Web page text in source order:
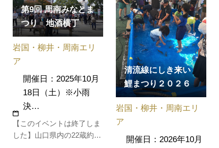
曳き廻される郷土色豊かな
祭りです。今から350年前
の江戸前期に始まった「エ
ンヤ！エ…
しています。（毎年5月下
旬頃の開催）美しい花と緑
がいっぱいのお祭りにぜひ
お越しください。【令和８
年度の内…
第9回 周南みなとま
つり 地酒横丁
【このイベントは終了しま
した】山口県内の22蔵約40
岩国・柳井・周南エリ
ア
開催日：2025年10月
18日（土）※小雨
決…
清流線にしき来い
鯉まつり２０２６
岩国・柳井・周南エリ
ア
開催日：2026年10月